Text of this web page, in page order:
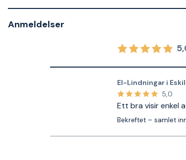
Anmeldelser
El-Lindningar i
5,0
Ett bra visir enkel
Bekreftet – samlet